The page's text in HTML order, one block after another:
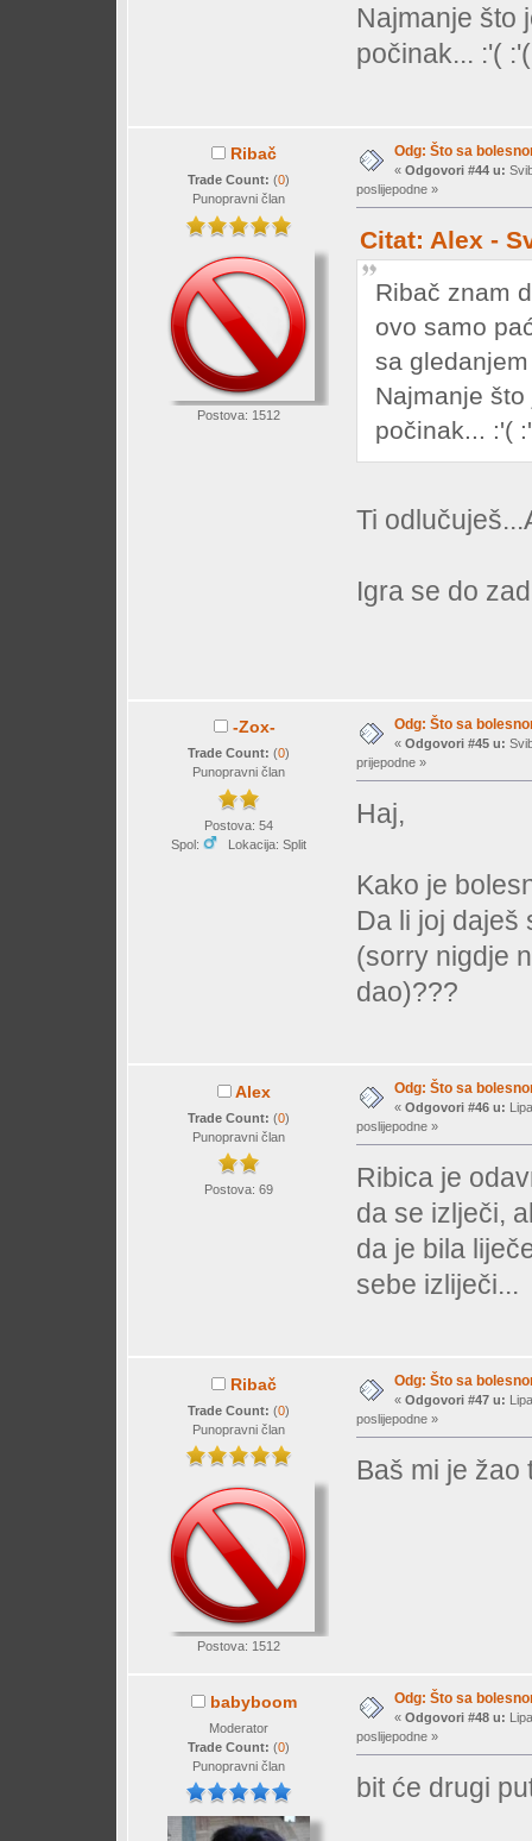
Najmanje što
počinak... :'( :'(
Ribač
Trade Count: (0)
Punopravni član
Postova: 1512
Odg: Što sa
« Odgovori #44 u:
poslijepodne »
Citat: Alex -
Ribač znam
ovo samo
sa
Najmanje
počinak... :'(
Ti
Igra se do
-Zox-
Trade Count: (0)
Punopravni član
Postova: 54
Spol:
Lokacija: Split
Odg: Što sa
« Odgovori #45 u:
prijepodne »
Haj,
Kako je
Da li joj daješ
(sorry nigdje
dao)???
Alex
Trade Count: (0)
Punopravni član
Postova: 69
Odg: Što sa
« Odgovori #46 u:
poslijepodne »
Ribica je
da se izlječi,
da je bila
sebe izliječi...
Ribač
Trade Count: (0)
Punopravni član
Postova: 1512
Odg: Što sa
« Odgovori #47 u:
poslijepodne »
Baš mi je žao
babyboom
Moderator
Trade Count: (0)
Punopravni član
Odg: Što sa
« Odgovori #48 u:
poslijepodne »
bit će drugi